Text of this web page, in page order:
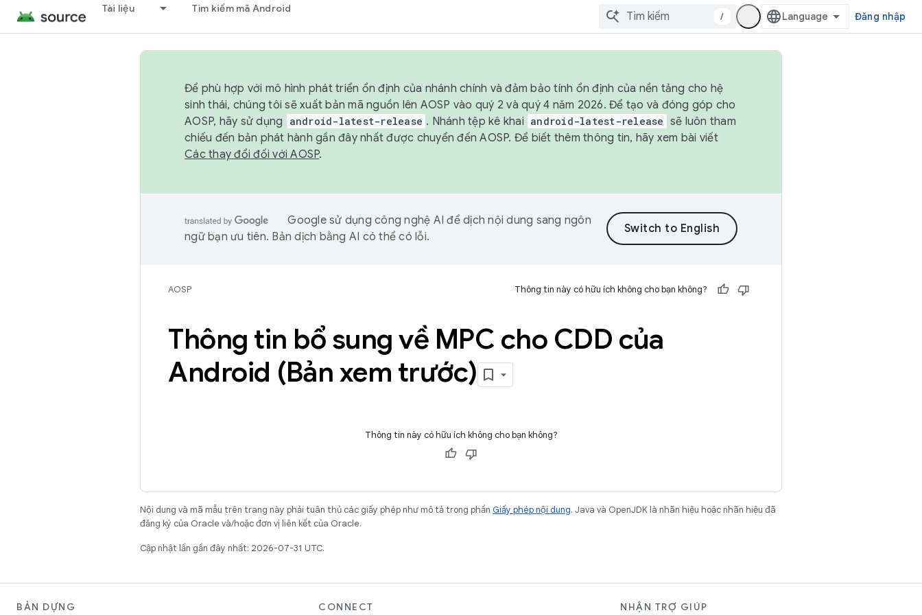
Tài liệu Tìm kiếm mã Android
/ Đăng nhập
Để phù hợp với mô hình phát triển ổn định của nhánh chính và đảm bảo tính ổn định của nền tảng cho hệ
sinh thái, chúng tôi sẽ xuất bản mã nguồn lên AOSP vào quý 2 và quý 4 năm 2026. Để tạo và đóng góp cho
AOSP, hãy sử dụng
android-latest-release . Nhánh tệp kê khai android-latest-release sẽ luôn tham
chiếu đến bản phát hành gần đây nhất được chuyển đến AOSP. Để biết thêm thông tin, hãy xem bài viết
Các thay đổi đối với AOSP.
Google sử dụng công nghệ AI để dịch nội dung sang ngôn
ngữ bạn ưu tiên. Bản dịch bằng AI có thể có lỗi.
AOSP Thông tin này có hữu ích không cho bạn không?
Thông tin bổ sung về MPC cho CDD của
Android (Bản xem trước)
Thông tin này có hữu ích không cho bạn không?
Nội dung và mã mẫu trên trang này phải tuân thủ các giấy phép như mô tả trong phần Giấy phép nội dung. Java và OpenJDK là nhãn hiệu hoặc nhãn hiệu đã
đăng ký của Oracle và/hoặc đơn vị liên kết của Oracle.
Cập nhật lần gần đây nhất: 2026-07-31 UTC.
BẢN DỰNG CONNECT NHẬN TRỢ GIÚP